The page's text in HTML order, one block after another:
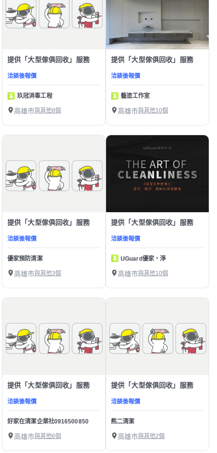
提供「大型傢俱回收」服務
洽談後報價
玖冠消毒工程
高雄市與其他8個
提供「大型傢俱回收」服務
洽談後報價
藝塗工作室
高雄市與其他10個
提供「大型傢俱回收」服務
洽談後報價
優家預防清潔
高雄市與其他3個
提供「大型傢俱回收」服務
洽談後報價
UGuard優家・淨
高雄市與其他10個
提供「大型傢俱回收」服務
洽談後報價
好家在清潔企業社0916500850
高雄市與其他6個
提供「大型傢俱回收」服務
洽談後報價
熊二清潔
高雄市與其他2個